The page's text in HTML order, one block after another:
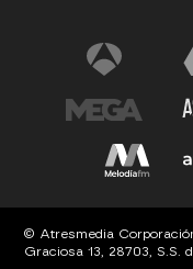
© Atresmedia
Graciosa 13, 28703, S.S.